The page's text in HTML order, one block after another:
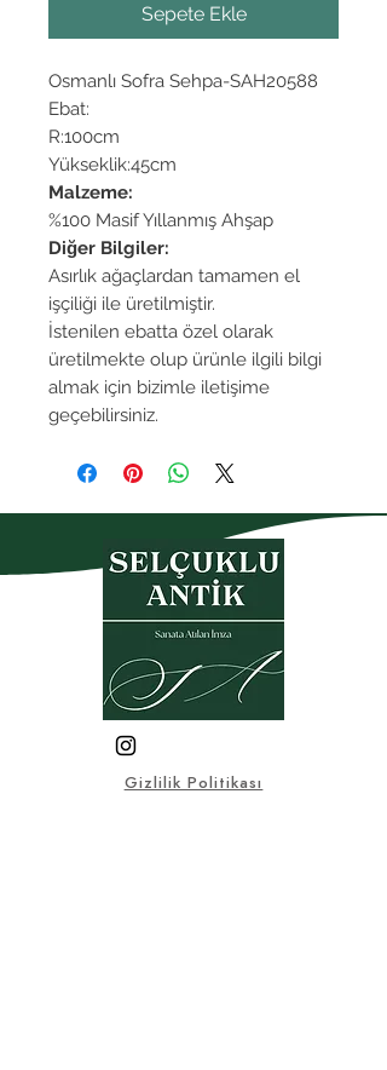
Sepete Ekle
Osmanlı Sofra Sehpa-SAH20588
Ebat:
R:100cm
Yükseklik:45cm
Malzeme:
%100 Masif Yıllanmış Ahşap
Diğer Bilgiler:
Asırlık ağaçlardan tamamen el
işçiliği ile üretilmiştir.
İstenilen ebatta özel olarak
üretilmekte olup ürünle ilgili bilgi
almak için bizimle iletişime
geçebilirsiniz.
Gizlilik Politikası